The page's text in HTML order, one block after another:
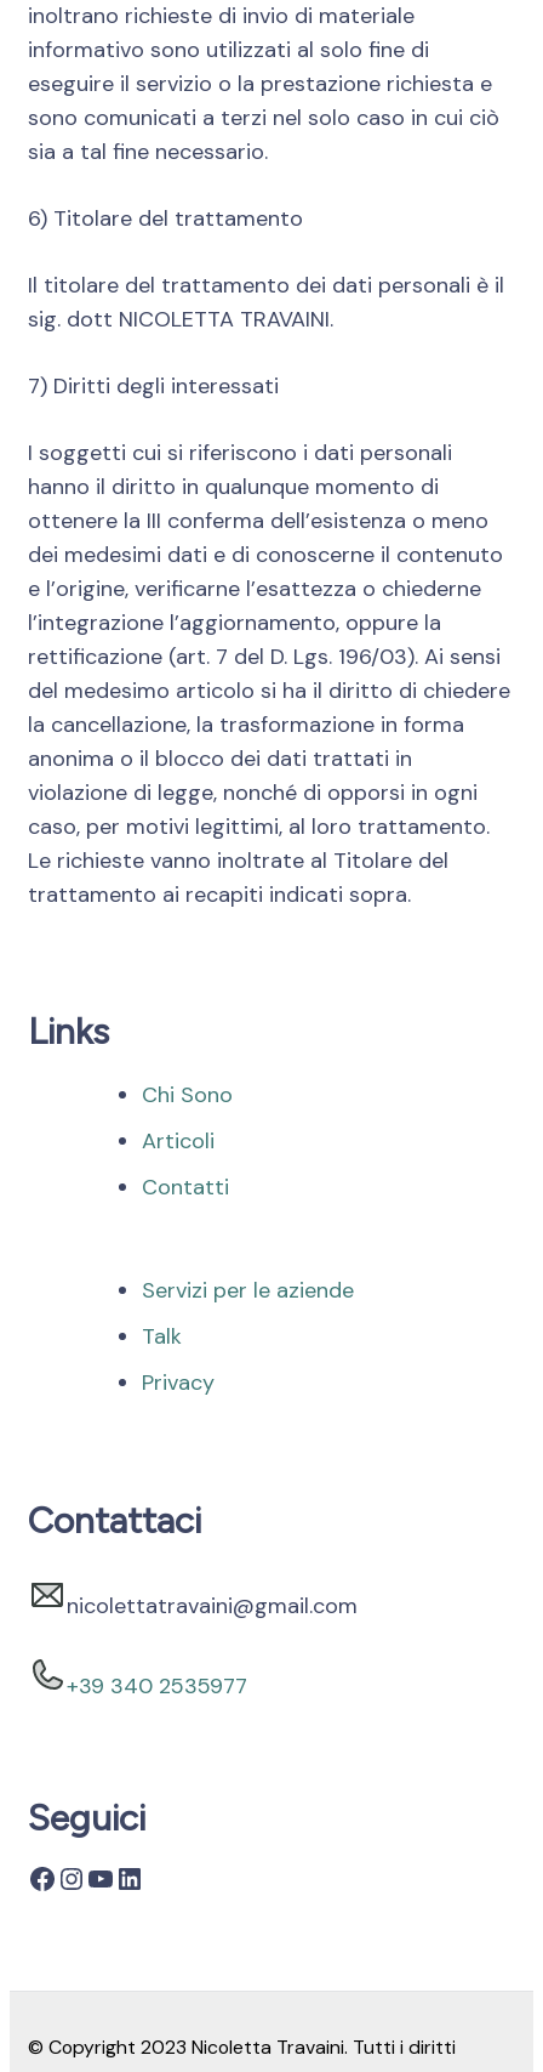
inoltrano richieste di invio di materiale
informativo sono utilizzati al solo fine di
eseguire il servizio o la prestazione richiesta e
sono comunicati a terzi nel solo caso in cui ciò
sia a tal fine necessario.
6) Titolare del trattamento
Il titolare del trattamento dei dati personali è il
sig. dott NICOLETTA TRAVAINI.
7) Diritti degli interessati
I soggetti cui si riferiscono i dati personali
hanno il diritto in qualunque momento di
ottenere la III conferma dell’esistenza o meno
dei medesimi dati e di conoscerne il contenuto
e l’origine, verificarne l’esattezza o chiederne
l’integrazione l’aggiornamento, oppure la
rettificazione (art. 7 del D. Lgs. 196/03). Ai sensi
del medesimo articolo si ha il diritto di chiedere
la cancellazione, la trasformazione in forma
anonima o il blocco dei dati trattati in
violazione di legge, nonché di opporsi in ogni
caso, per motivi legittimi, al loro trattamento.
Le richieste vanno inoltrate al Titolare del
trattamento ai recapiti indicati sopra.
Links
Chi Sono
Articoli
Contatti
Servizi per le aziende
Talk
Privacy
Contattaci
nicolettatravaini@gmail.com
+39 340 2535977
Seguici
© Copyright 2023 Nicoletta Travaini. Tutti i diritti